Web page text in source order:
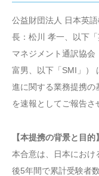
公益財団法人 日本英
長：松川 孝一、以下
マネジメント通訳協
富男、以下「SMI」）
進に関する業務提携の
を速報としてご報告さ
【本提携の背景と目的】
本合意は、日本におけ
後5年間で累計受験者